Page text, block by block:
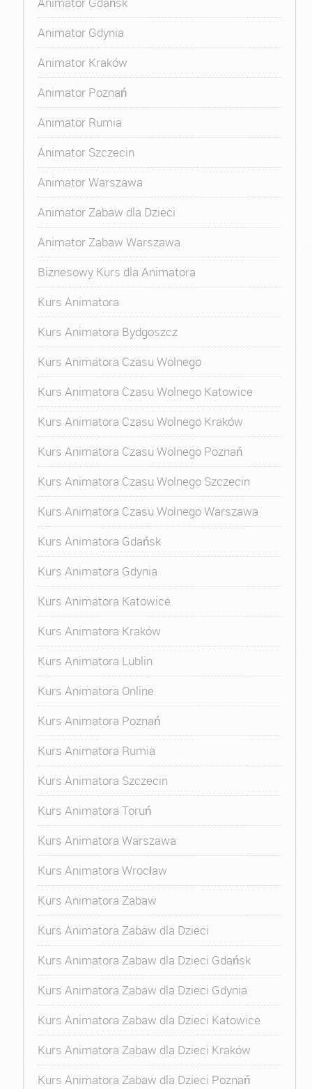
Animator Gdynia
Animator Kraków
Animator Poznań
Animator Rumia
Animator Szczecin
Animator Warszawa
Animator Zabaw dla Dzieci
Animator Zabaw Warszawa
Biznesowy Kurs dla Animatora
Kurs Animatora
Kurs Animatora Bydgoszcz
Kurs Animatora Czasu Wolnego
Kurs Animatora Czasu Wolnego Katowice
Kurs Animatora Czasu Wolnego Kraków
Kurs Animatora Czasu Wolnego Poznań
Kurs Animatora Czasu Wolnego Szczecin
Kurs Animatora Czasu Wolnego Warszawa
Kurs Animatora Gdańsk
Kurs Animatora Gdynia
Kurs Animatora Katowice
Kurs Animatora Kraków
Kurs Animatora Lublin
Kurs Animatora Online
Kurs Animatora Poznań
Kurs Animatora Rumia
Kurs Animatora Szczecin
Kurs Animatora Toruń
Kurs Animatora Warszawa
Kurs Animatora Wrocław
Kurs Animatora Zabaw
Kurs Animatora Zabaw dla Dzieci
Kurs Animatora Zabaw dla Dzieci Gdańsk
Kurs Animatora Zabaw dla Dzieci Gdynia
Kurs Animatora Zabaw dla Dzieci Katowice
Kurs Animatora Zabaw dla Dzieci Kraków
Kurs Animatora Zabaw dla Dzieci Poznań